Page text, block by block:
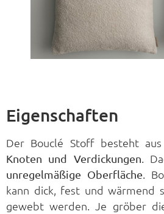
Eigenschaften
Der Bouclé Stoff besteht aus
Knoten und Verdickungen.
unregelmäßige Oberfläche.
kann dick, fest und wärmend
gewebt werden. Je gröber